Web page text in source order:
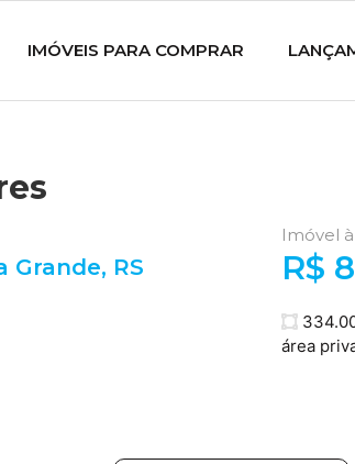
IMÓVEIS PARA COMPRAR
Grande, RS
Imóvel
R$
área